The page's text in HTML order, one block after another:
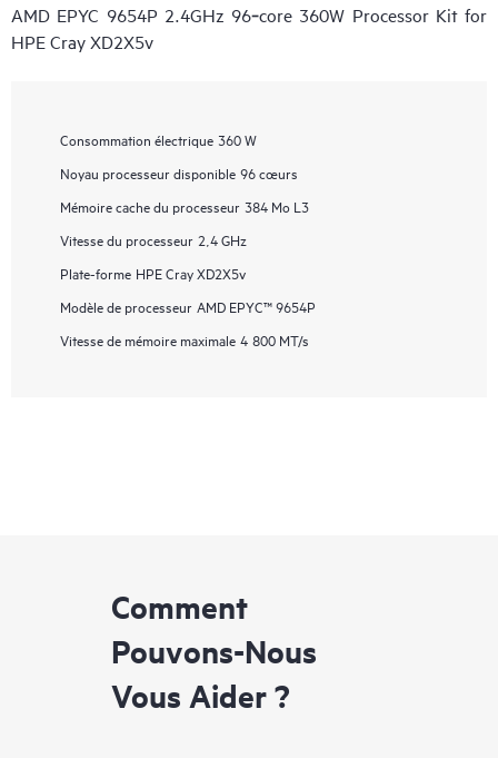
AMD EPYC 9654P 2.4GHz 96‑core 360W Processor Kit for
HPE Cray XD2X5v
Consommation électrique 360 W
Noyau processeur disponible 96 cœurs
Mémoire cache du processeur 384 Mo L3
Vitesse du processeur 2,4 GHz
Plate-forme HPE Cray XD2X5v
Modèle de processeur AMD EPYC™ 9654P
Vitesse de mémoire maximale 4 800 MT/s
Comment
Pouvons-Nous
Vous Aider ?